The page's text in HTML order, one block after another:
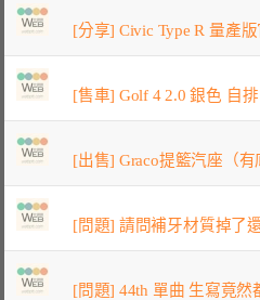
[分享] Civic Type R 量產
[售車] Golf 4 2.0 銀色 自排
[出售] Graco提籃汽座（
[問題] 請問補牙材質掉了
[問題] 44th 單曲 生寫竟然